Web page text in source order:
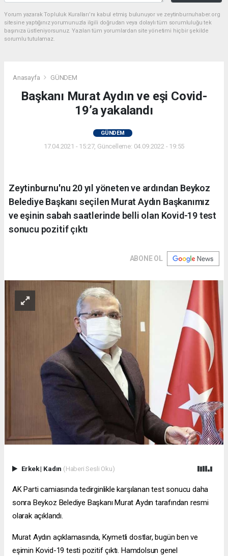
Yorum yazarak Topluluk Kuralları’nı kabul etmiş bulunuyor ve zeytinburnuhaber.org
sitesine yaptığınız yorumunuzla ilgili doğrudan veya dolaylı tüm sorumluluğu tek
başınıza üstleniyorsunuz. Yazılan tüm yorumlardan site yönetimi hiçbir şekilde
sorumlu tutulamaz.
Anasayfa GÜNDEM
Başkanı Murat Aydın ve eşi Covid-
19’a yakalandı
GÜNDEM
17.04.2021 - 15:27, Güncelleme: 04.09.2022 - 19:55
Zeytinburnu'nu 20 yıl yöneten ve ardından Beykoz
Belediye Başkanı seçilen Murat Aydın Başkanımız
ve eşinin sabah saatlerinde belli olan Kovid-19 test
sonucu pozitif çıktı
ABONE OL
Erkek| Kadın (Haberi Sesli Oku)
AK Parti camiasında tedirginlikle karşılanan test sonucu daha
sonra Beykoz Belediye Başkanı Murat Aydın tarafından resmi
olarak açıklandı.
Murat Aydın açıklamasında, Kıymetli dostlar, bugün ben ve
eşimin Kovid-19 testi pozitif çıktı. Hamdolsun genel